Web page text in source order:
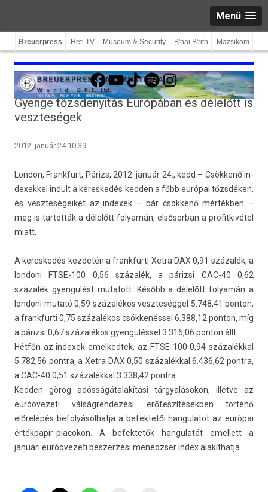
Menü
Breuerpress Heti TV Museum & Security B'nai B'rith Mazsiköm
Facebook
YouTube
TikTokSpotifyInstagram
Gyenge tőzsdenyitás Európában és délelőtt is
veszteségek
2012. január 24 10:39
Lon­don, Frankfurt, Párizs, 2012. január 24., kedd – Csökkenő in­
dexek­kel in­dult a keres­kedés kedd­en a főbb európai tőzsdéken,
és veszteségeiket az in­dexek – bár csökkenő mértékben –
meg is tar­tották a délelőtt folyamán, el­sősor­ban a pro­fit­kivétel
miatt.
A keres­kedés kez­detén a frankfur­ti Xetra DAX 0,91 százalék, a
lon­doni FTSE-100 0,56 százalék, a párizsi CAC-40 0,62
százalék gyengülést mutatott. Később a délelőtt folyamán a
lon­doni mutató 0,59 százalékos veszteség­gel 5.748,41 pon­ton,
a frankfur­ti 0,75 százalékos csökkenéssel 6.388,12 pon­ton, míg
a párizsi 0,67 százalékos gyengüléssel 3.316,06 pon­ton állt.
Hétfőn az in­dexek em­el­kedtek, az FTSE-100 0,94 százalékkal
5.782,56 pontra, a Xetra DAX 0,50 százalékkal 6.436,62 pontra,
a CAC-40 0,51 százalékkal 3.338,42 pontra.
Kedd­en görög adósságátalakítási tárgyalásokon, il­let­ve az
euróövezeti vál­ságren­dezési erőfes­zítésekb­en történő
előrelépés be­folyásol­hatja a be­fek­tetői han­gulatot az európai
értékpapír-piacokon. A be­fek­tetők han­gulatát em­el­lett a
januári euróövezeti be­szer­zési menedzs­er index al­akít­hatja.